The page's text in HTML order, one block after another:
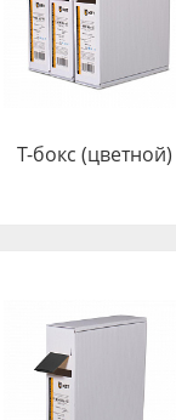
Т-бокс (цветной)